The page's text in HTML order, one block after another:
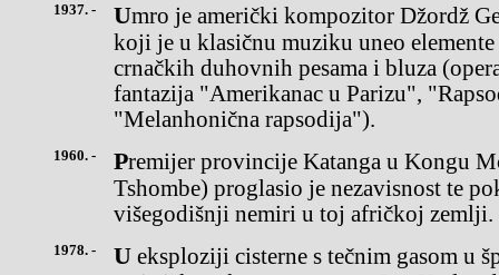
1937. - Umro je američki kompozitor Džordž Geršvin (George Gershnjin),
koji je u klasičnu muziku uneo
crnačkih duhovnih pesama i bluza
fantazija "Amerikanac u Parizu",
"Melanhonična rapsodija").
1960. - Premijer provincije Katanga u Kongu Moiz Čombe (Moise
Tshombe) proglasio je nezavisnost te
višegodišnji nemiri u toj afričkoj zemlji.
1978. - U eksploziji cisterne s tečnim gasom u španskom mediteranskom